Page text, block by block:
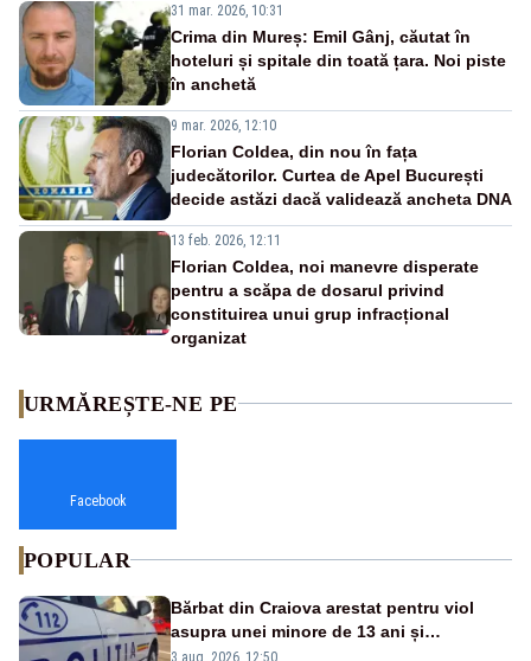
31 mar. 2026, 10:31
Crima din Mureș: Emil Gânj, căutat în
hoteluri și spitale din toată țara. Noi piste
în anchetă
9 mar. 2026, 12:10
Florian Coldea, din nou în fața
judecătorilor. Curtea de Apel București
decide astăzi dacă validează ancheta DNA
13 feb. 2026, 12:11
Florian Coldea, noi manevre disperate
pentru a scăpa de dosarul privind
constituirea unui grup infracțional
organizat
URMĂREȘTE-NE PE
Facebook
POPULAR
Bărbat din Craiova arestat pentru viol
asupra unei minore de 13 ani și
pornografie infantilă
3 aug. 2026, 12:50